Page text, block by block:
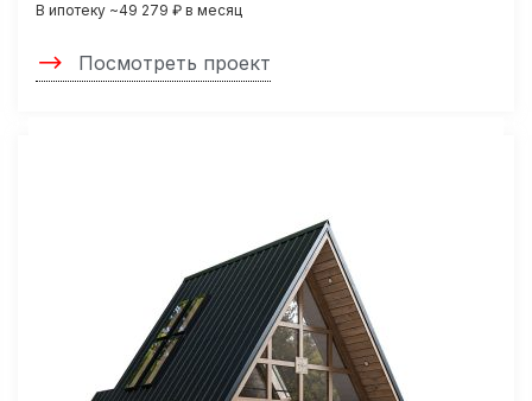
В ипотеку ~49 279 ₽ в месяц
Посмотреть проект